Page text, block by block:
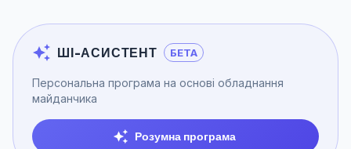
ШІ-АСИСТЕНТ БЕТА
Персональна програма на основі обладнання
майданчика
Розумна програма